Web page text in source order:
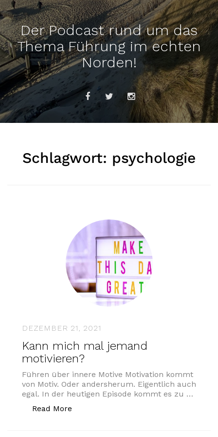
Der Podcast rund um das
Thema Führung im echten
Norden!
Schlagwort: psychologie
DEZEMBER 21, 2021
Kann mich mal jemand
motivieren?
Führen über innere Motive Motivation kommt
von Motiv. Oder andersherum. Eigentlich auch
egal. In der heutigen Episode kommt es zu …
Read More